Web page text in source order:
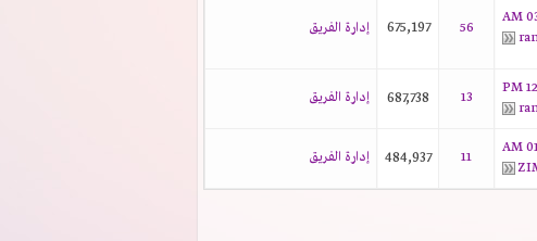
56
675,197 إدارة الفريق
13
687,738 إدارة الفريق
11
484,937 إدارة الفريق